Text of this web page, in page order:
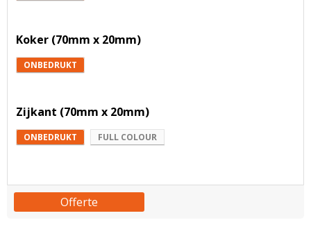
Koker (70mm x 20mm)
ONBEDRUKT
Zijkant (70mm x 20mm)
ONBEDRUKT FULL COLOUR
Offerte